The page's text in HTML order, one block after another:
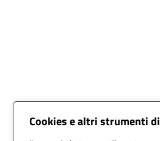
Cookies e altri strumenti